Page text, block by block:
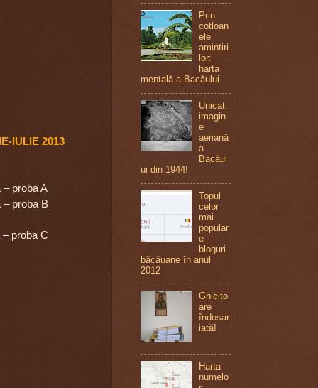
IULIE 2013
– proba A
– proba B
– proba C
Prin
cotloan
ele
amintiri
lor:
harta
mentală a Bacăului
Unicat:
imagin
e
aeriană
a
Bacăul
ui din 1944!
Topul
celor
mai
popular
e
bloguri
băcăuane în anul
2012
Ghicito
are
îndosar
iată!
Harta
numelo